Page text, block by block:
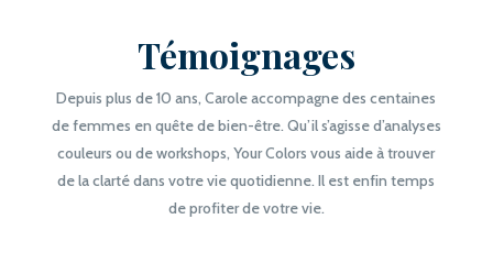
Témoignages
Depuis plus de 10 ans, Carole accompagne des centaines
de femmes en quête de bien-être. Qu’il s’agisse d’analyses
couleurs ou de workshops, Your Colors vous aide à trouver
de la clarté dans votre vie quotidienne. Il est enfin temps
de profiter de votre vie.